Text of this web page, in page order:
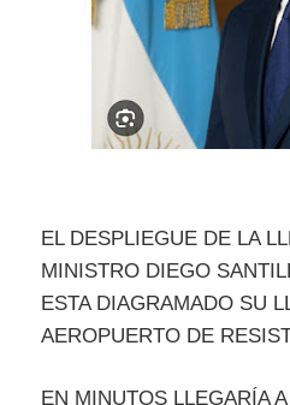
EL DESPLIEGUE DE LA
MINISTRO DIEGO
ESTA DIAGRAMADO SU
AEROPUERTO DE
EN MINUTOS LLEGARÍA